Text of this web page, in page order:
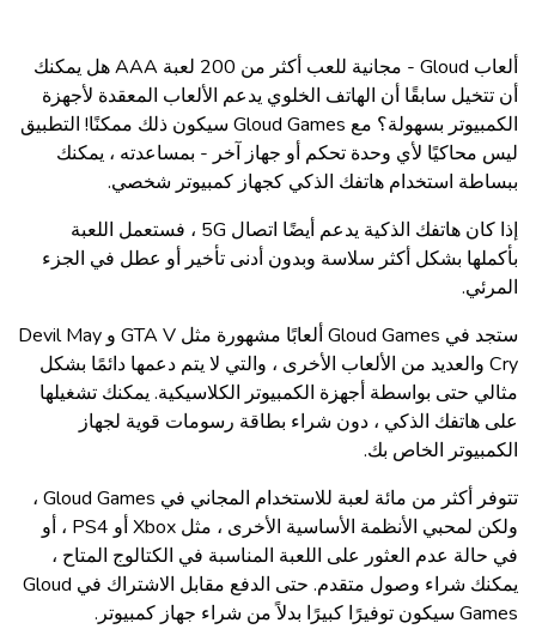
ألعاب Gloud - مجانية للعب أكثر من 200 لعبة AAA هل يمكنك
أن تتخيل سابقًا أن الهاتف الخلوي يدعم الألعاب المعقدة لأجهزة
الكمبيوتر بسهولة؟ مع Gloud Games سيكون ذلك ممكنًا! التطبيق
ليس محاكيًا لأي وحدة تحكم أو جهاز آخر - بمساعدته ، يمكنك
ببساطة استخدام هاتفك الذكي كجهاز كمبيوتر شخصي.
إذا كان هاتفك الذكية يدعم أيضًا اتصال 5G ، فستعمل اللعبة
بأكملها بشكل أكثر سلاسة وبدون أدنى تأخير أو عطل في الجزء
المرئي.
ستجد في Gloud Games ألعابًا مشهورة مثل GTA V و Devil May
Cry والعديد من الألعاب الأخرى ، والتي لا يتم دعمها دائمًا بشكل
مثالي حتى بواسطة أجهزة الكمبيوتر الكلاسيكية. يمكنك تشغيلها
على هاتفك الذكي ، دون شراء بطاقة رسومات قوية لجهاز
الكمبيوتر الخاص بك.
تتوفر أكثر من مائة لعبة للاستخدام المجاني في Gloud Games ،
ولكن لمحبي الأنظمة الأساسية الأخرى ، مثل Xbox أو PS4 ، أو
في حالة عدم العثور على اللعبة المناسبة في الكتالوج المتاح ،
يمكنك شراء وصول متقدم. حتى الدفع مقابل الاشتراك في Gloud
Games سيكون توفيرًا كبيرًا بدلاً من شراء جهاز كمبيوتر.